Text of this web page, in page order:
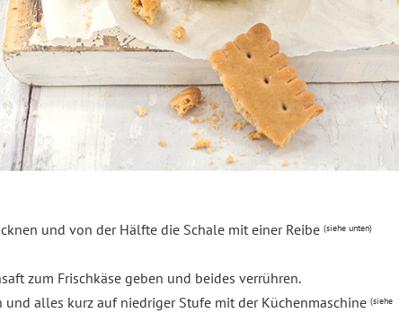
und von der Hälfte die Schale mit einer Reibe (siehe unten)
zum Frischkäse geben und beides verrühren.
und alles kurz auf niedriger Stufe mit der Küchenmaschine (siehe